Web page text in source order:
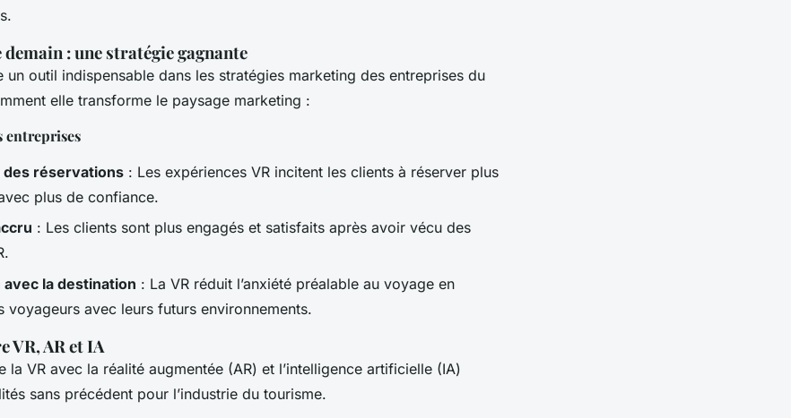
: une stratégie gagnante
un outil indispensable dans les stratégies marketing des entreprises du
elle transforme le paysage marketing :
entreprises
réservations : Les expériences VR incitent les clients à réserver plus
plus de confiance.
: Les clients sont plus engagés et satisfaits après avoir vécu des
avec la destination : La VR réduit l’anxiété préalable au voyage en
voyageurs avec leurs futurs environnements.
VR, AR et IA
la VR avec la réalité augmentée (AR) et l’intelligence artificielle (IA)
sans précédent pour l’industrie du tourisme.